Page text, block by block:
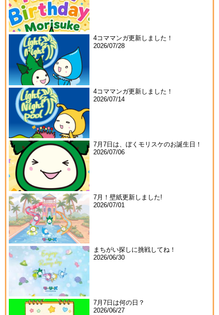
4コママンガ更新しました！
2026/07/28
4コママンガ更新しました！
2026/07/14
7月7日は、ぼくモリスケのお誕生日！
2026/07/06
7月！壁紙更新しました!
2026/07/01
まちがい探しに挑戦してね！
2026/06/30
7月7日は何の日？
2026/06/27